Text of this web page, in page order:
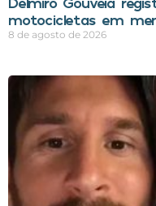
motocicletas em
8 de agosto de 2026